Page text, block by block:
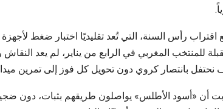
اقتراب رأس السنة، التي تُعد تقليديًا اختبار ضغط
للمنتخب المغربي في الرابع من يناير، لم يعد
نحتفل بانتصار كروي دون تحويل كل فوز إلى تمرين
أن «أسود الأطلس» يواصلون طريقهم بثبات، دون